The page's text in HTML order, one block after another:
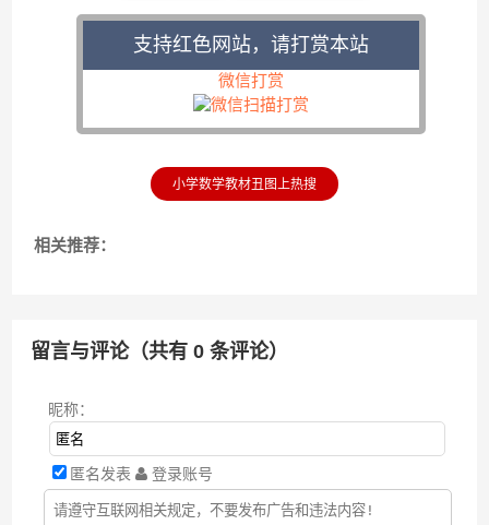
支持红色网站，请打赏本站
微信打赏
小学数学教材丑图上热搜
相关推荐：
留言与评论（共有0 条评论）
昵称：
匿名发表 登录账号